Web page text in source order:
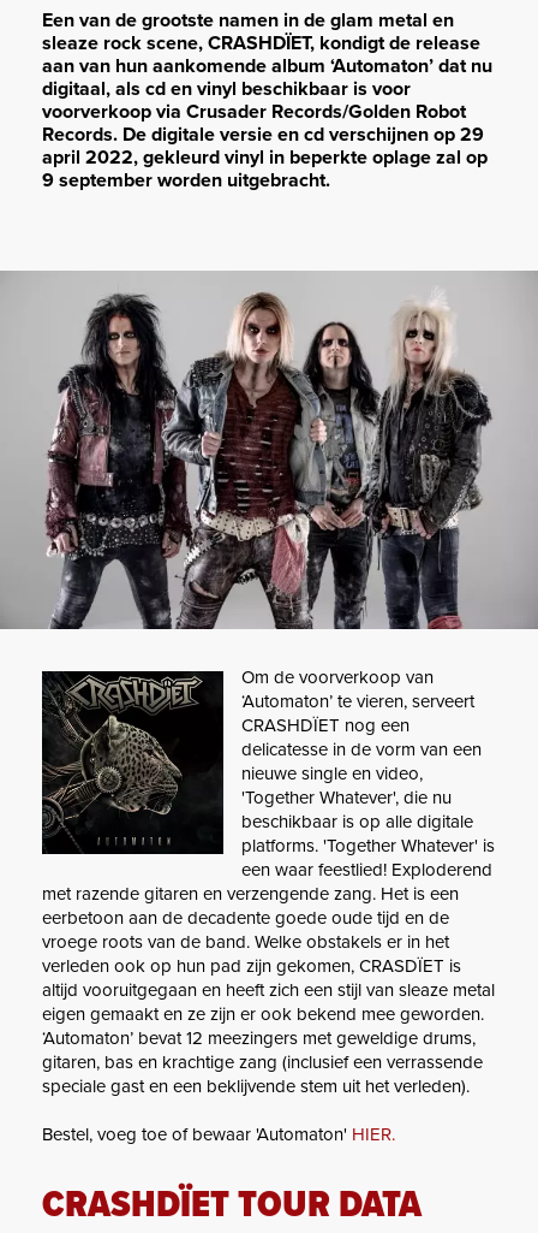
Een van de grootste namen in de glam metal en
sleaze rock scene, CRASHDÏET, kondigt de release
aan van hun aankomende album ‘Automaton’ dat nu
digitaal, als cd en vinyl beschikbaar is voor
voorverkoop via Crusader Records/Golden Robot
Records. De digitale versie en cd verschijnen op 29
april 2022, gekleurd vinyl in beperkte oplage zal op
9 september worden uitgebracht.
Om de voorverkoop van
‘Automaton’ te vieren, serveert
CRASHDÏET nog een
delicatesse in de vorm van een
nieuwe single en video,
'Together Whatever', die nu
beschikbaar is op alle digitale
platforms. 'Together Whatever' is
een waar feestlied! Exploderend
met razende gitaren en verzengende zang. Het is een
eerbetoon aan de decadente goede oude tijd en de
vroege roots van de band. Welke obstakels er in het
verleden ook op hun pad zijn gekomen, CRASDÏET is
altijd vooruitgegaan en heeft zich een stijl van sleaze metal
eigen gemaakt en ze zijn er ook bekend mee geworden.
‘Automaton’ bevat 12 meezingers met geweldige drums,
gitaren, bas en krachtige zang (inclusief een verrassende
speciale gast en een beklijvende stem uit het verleden).
Bestel, voeg toe of bewaar 'Automaton' HIER.
CRASHDÏET TOUR DATA